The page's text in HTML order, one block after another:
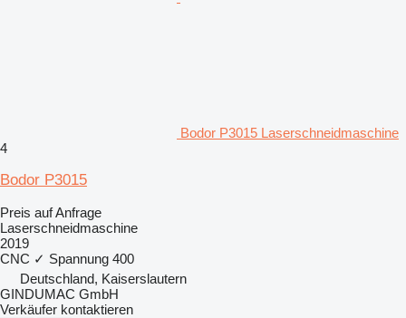
Bodor P3015 Laserschneidmaschine
4
Bodor P3015
Preis auf Anfrage
Laserschneidmaschine
2019
CNC ✓ Spannung 400
Deutschland, Kaiserslautern
GINDUMAC GmbH
Verkäufer kontaktieren